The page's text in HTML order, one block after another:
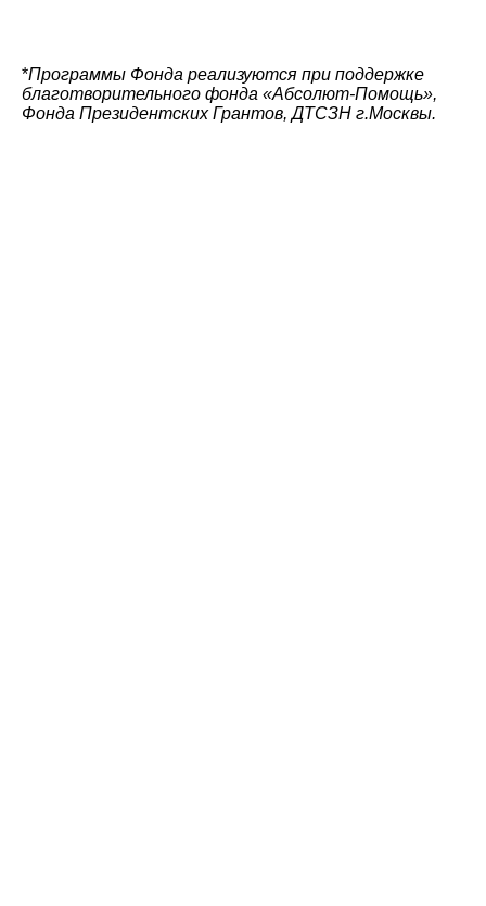
*Программы Фонда реализуются при поддержке
благотворительного фонда «Абсолют-Помощь»,
Фонда Президентских Грантов, ДТСЗН г.Москвы.